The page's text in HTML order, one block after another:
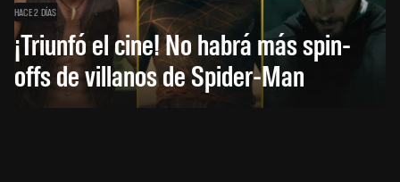
HACE 2 DÍAS
¡Triunfó el cine! No habrá más spin-
offs de villanos de Spider-Man